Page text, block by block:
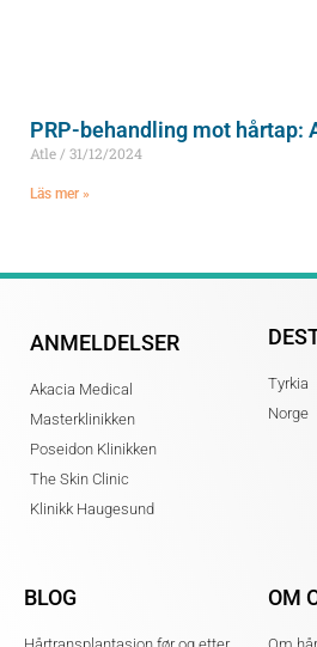
PRP-behandling mot hårtap:
Atle 31/12/2024
Läs mer »
ANMELDELSER
Akacia Medical
Masterklinikken
Poseidon Klinikken
The Skin Clinic
Klinikk Haugesund
Tyrkia
Norge
BLOG OM